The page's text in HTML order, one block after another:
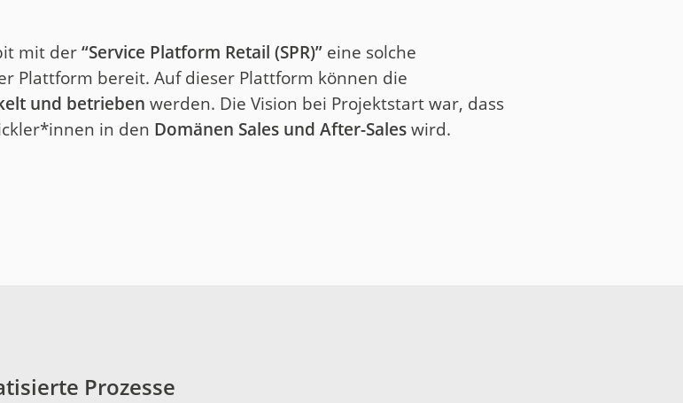
mit der“Service Platform Retail (SPR)” eine solche
Plattform bereit. Auf dieser Plattform können die
und betrieben werden. Die Vision bei Projektstart war, dass
in den Domänen Sales und After-Saleswird.
Prozesse